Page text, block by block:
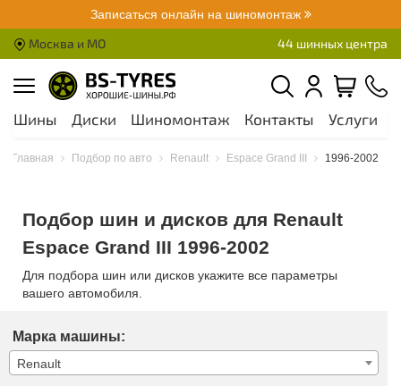
Записаться онлайн на шиномонтаж
Москва и МО 44 шинных центра
Шины Диски Шиномонтаж Контакты Услуги
Главная Подбор по авто Renault Espace Grand III 1996-2002
Подбор шин и дисков для Renault
Espace Grand III 1996-2002
Для подбора шин или дисков укажите все параметры
вашего автомобиля.
Марка машины:
Renault